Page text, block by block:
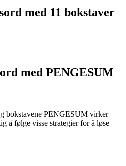
med 11 bokstaver
med PENGESUM
bokstavene PENGESUM virker
å følge visse strategier for å løse